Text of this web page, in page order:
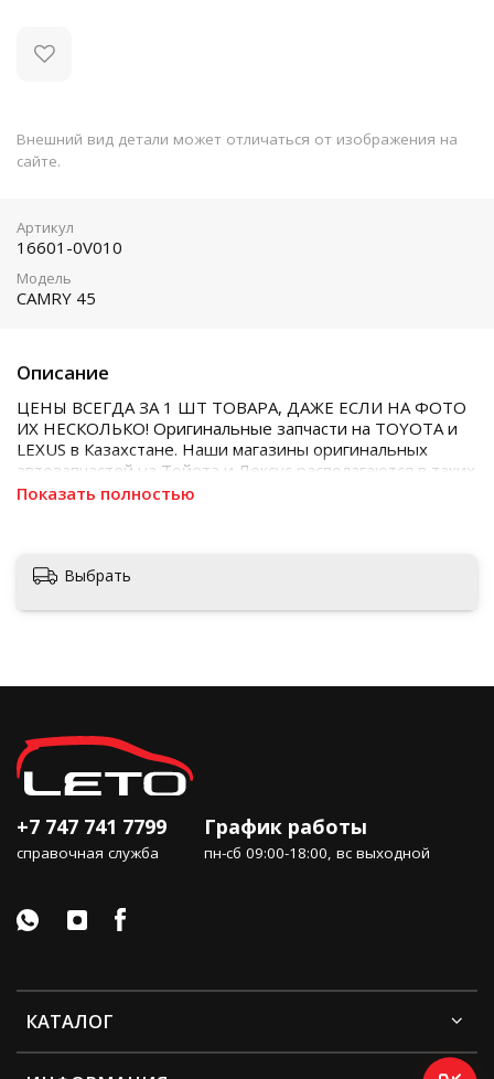
Внешний вид детали может отличаться от изображения на
сайте.
Описание
ЦЕНЫ ВСЕГДА ЗА 1 ШТ ТОВАРА, ДАЖЕ ЕСЛИ НА ФОТО
ИХ НЕСКОЛЬКО! Оригинальные запчасти на TOYOTA и
LEXUS в Казахстане. Наши магазины оригинальных
автозапчастей на Тойота и Лексус располагаются в таких
городах как Алматы, Астана, Шымкент, Кызылорда и
Показать полностью
Артикул
16601-0V010
Модель
CAMRY 45
Выбрать
КАТАЛОГ
+7 747 741 7799
справочная служба
График работы
пн-сб 09:00-18:00, вс выходной